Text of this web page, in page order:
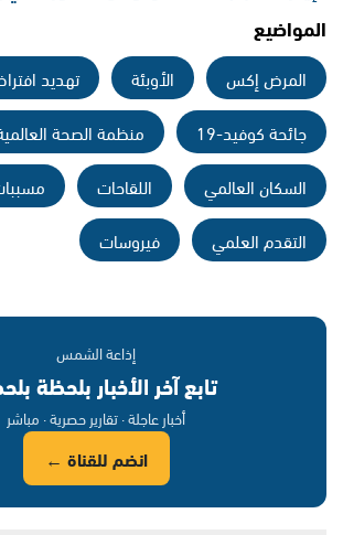
المواضيع
المرض إكس الأوبئة
تهديد
جائحة كوفيد-19
منظمة الصحة
السكان العالمي
اللقاحات
التقدم العلمي
فيروسات
إذاعة الشمس
تابع آخر الأخبار بلحظة
أخبار عاجلة · تقارير حصرية · مباشر
انضم للقناة ←